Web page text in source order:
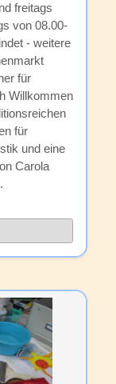
freitags
von 08.00-
- weitere
für
Willkommen
für
und eine
Carola